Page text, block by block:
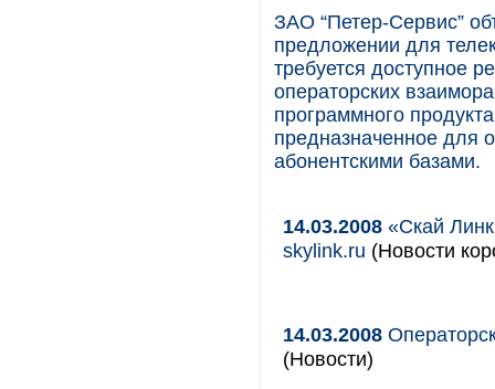
ЗАО “Петер-Сервис”
предложении для
требуется доступное
операторских
программного
предназначенное для
абонентскими базами.
14.03.2008 «Скай
skylink.ru (Новости
14.03.2008
(Новости)